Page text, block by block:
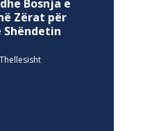
Bosnja e
Zërat për
Thellesisht